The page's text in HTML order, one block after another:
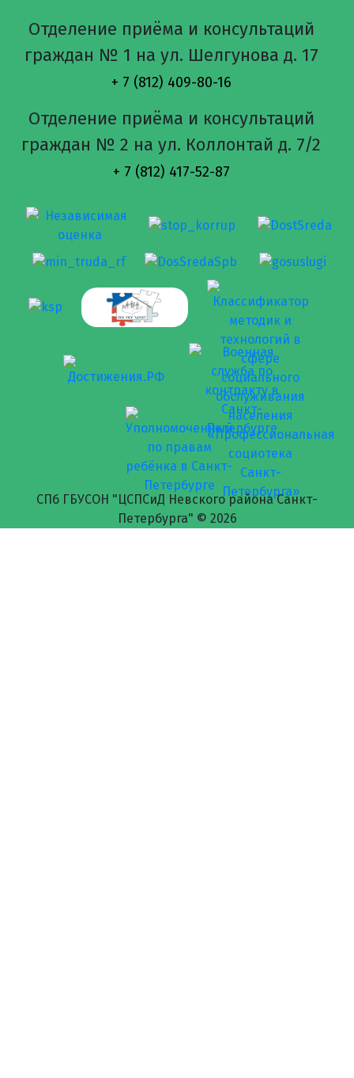
Отделение приёма и консультаций
граждан № 1 на ул. Шелгунова д. 17
+ 7 (812) 409-80-16
Отделение приёма и консультаций
граждан № 2 на ул. Коллонтай д. 7/2
+ 7 (812) 417-52-87
СПб ГБУСОН "ЦСПСиД Невского района Санкт-
Петербурга" © 2026